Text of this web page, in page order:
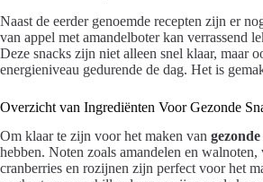
Naast de eerder genoemde recepten zijn er
van appel met amandelboter kan verrassend
Deze snacks zijn niet alleen snel klaar, maar
energieniveau gedurende de dag. Het is
Overzicht van Ingrediënten Voor Gezonde
Om klaar te zijn voor het maken van
hebben. Noten zoals amandelen en
cranberries en rozijnen zijn perfect voor het